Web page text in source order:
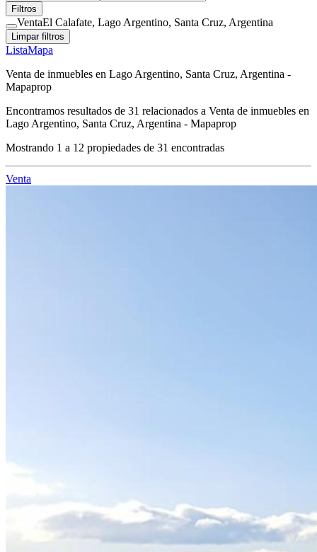
Filtros
VentaEl Calafate, Lago Argentino, Santa Cruz, Argentina
Limpar filtros
ListaMapa
Venta de inmuebles en Lago Argentino, Santa Cruz, Argentina -
Mapaprop
Encontramos resultados de 31 relacionados a Venta de inmuebles en
Lago Argentino, Santa Cruz, Argentina - Mapaprop
Mostrando 1 a 12 propiedades de 31 encontradas
Venta